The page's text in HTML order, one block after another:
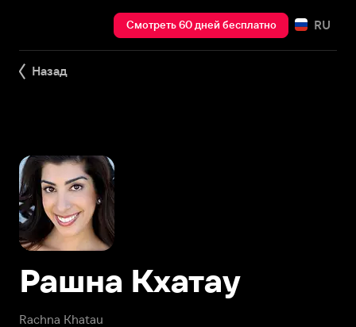
Смотреть 60 дней бесплатно RU
Назад
Rachna Khatau
Рашна Кхатау